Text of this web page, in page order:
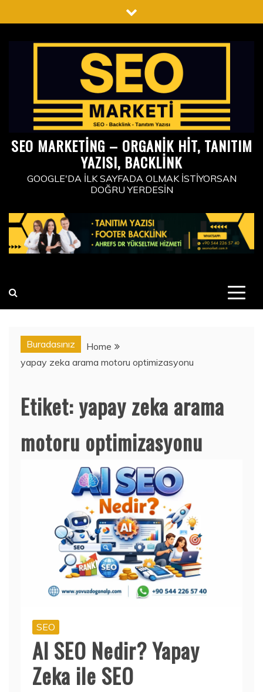
to
SEO MARKETING – ORGANIK HIT, TANITIM
YAZISI, BACKLINK
GOOGLE'DA İLK SAYFADA OLMAK İSTIYORSAN
DOĞRU YERDESIN
Buradasınız
Home
yapay zeka arama motoru optimizasyonu
Etiket:yapay zeka arama
motoru optimizasyonu
SEO
AI SEO Nedir? Yapay
Zeka ile SEO